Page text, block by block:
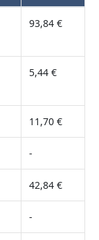
93,84 €
5,44 €
11,70 €
-
42,84 €
-